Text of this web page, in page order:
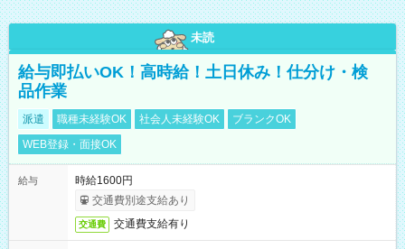
未読
給与即払いOK！高時給！土日休み！仕分け・検
品作業
派遣 職種未経験OK 社会人未経験OK
ブランクOK
WEB登録・面接OK
給与
時給1600円
交通費別途支給あり
交通費 交通費支給有り